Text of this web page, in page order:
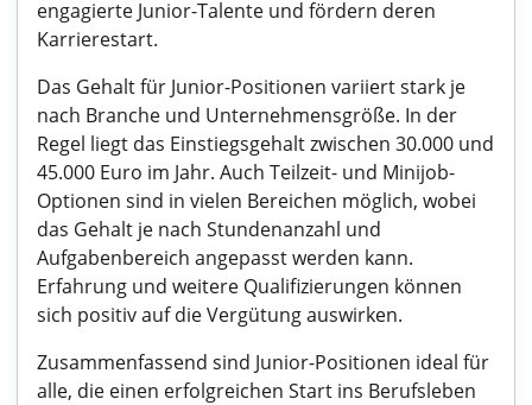
engagierte Junior-Talente und fördern deren
Karrierestart.
Das Gehalt für Junior-Positionen variiert stark je
nach Branche und Unternehmensgröße. In der
Regel liegt das Einstiegsgehalt zwischen 30.000 und
45.000 Euro im Jahr. Auch Teilzeit- und Minijob-
Optionen sind in vielen Bereichen möglich, wobei
das Gehalt je nach Stundenanzahl und
Aufgabenbereich angepasst werden kann.
Erfahrung und weitere Qualifizierungen können
sich positiv auf die Vergütung auswirken.
Zusammenfassend sind Junior-Positionen ideal für
alle, die einen erfolgreichen Start ins Berufsleben